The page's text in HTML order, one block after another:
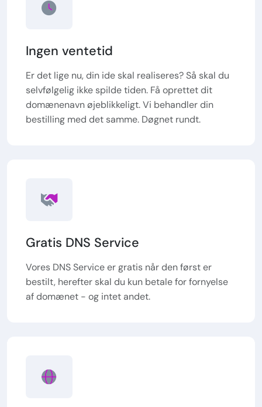
Ingen ventetid
Er det lige nu, din ide skal realiseres? Så skal du
selvfølgelig ikke spilde tiden. Få oprettet dit
domænenavn øjeblikkeligt. Vi behandler din
bestilling med det samme. Døgnet rundt.
Gratis DNS Service
Vores DNS Service er gratis når den først er
bestilt, herefter skal du kun betale for fornyelse
af domænet - og intet andet.